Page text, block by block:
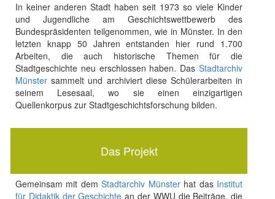
In keiner anderen Stadt haben seit 1973 so viele Kinder
und Jugendliche am Geschichtswettbewerb des
Bundespräsidenten teilgenommen, wie in Münster. In den
letzten knapp 50 Jahren entstanden hier rund 1.700
Arbeiten, die auch historische Themen für die
Stadtgeschichte neu erschlossen haben. DasStadtarchiv
Münstersammelt und archiviert diese Schülerarbeiten in
seinem Lesesaal, wo sie einen einzigartigen
Quellenkorpus zur Stadtgeschichtsforschung bilden.
Das Projekt
Gemeinsam mit demStadtarchiv Münsterhat das Institut
für Didaktik der Geschichte an der WWU die Beiträge, die